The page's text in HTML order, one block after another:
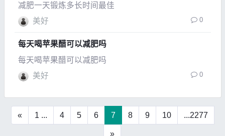
减肥一天锻炼多长时间最佳
美好
0
每天喝苹果醋可以减肥吗
每天喝苹果醋可以减肥吗
美好
0
« 1 ... 4 5 6 7 8 9 10 ...2277
»